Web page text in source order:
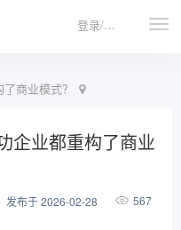
登录/注册
商业模式？
企业都重构了商业
发布于 2026-02-28 567